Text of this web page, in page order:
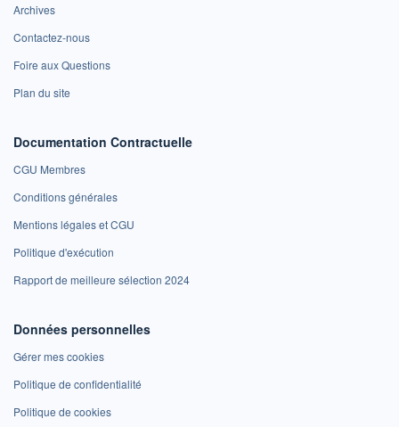
Archives
Contactez-nous
Foire aux Questions
Plan du site
Documentation Contractuelle
CGU Membres
Conditions générales
Mentions légales et CGU
Politique d'exécution
Rapport de meilleure sélection 2024
Données personnelles
Gérer mes cookies
Politique de confidentialité
Politique de cookies